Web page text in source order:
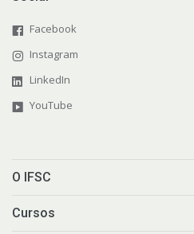
Facebook
Instagram
LinkedIn
YouTube
O IFSC
Cursos